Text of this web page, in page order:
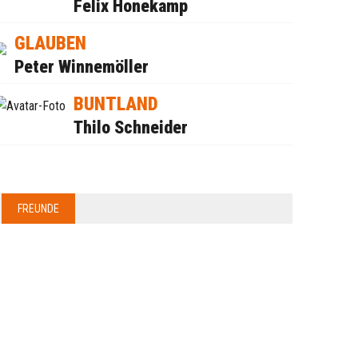
Felix Honekamp
GLAUBEN
Peter Winnemöller
BUNTLAND
Thilo Schneider
FREUNDE